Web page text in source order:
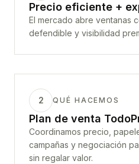
Precio eficiente +
El mercado abre ventanas
defendible y visibilidad
2 QUÉ HACEMOS
Plan de venta
Coordinamos precio,
campañas y negociación
sin regalar valor.